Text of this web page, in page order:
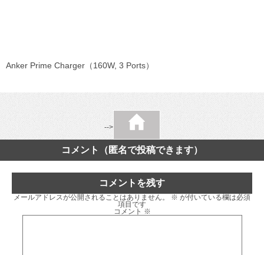
Anker Prime Charger（160W, 3 Ports）
-->
コメント（匿名で投稿できます）
コメントを残す
メールアドレスが公開されることはありません。 ※ が付いている欄は必須
項目です
コメント ※